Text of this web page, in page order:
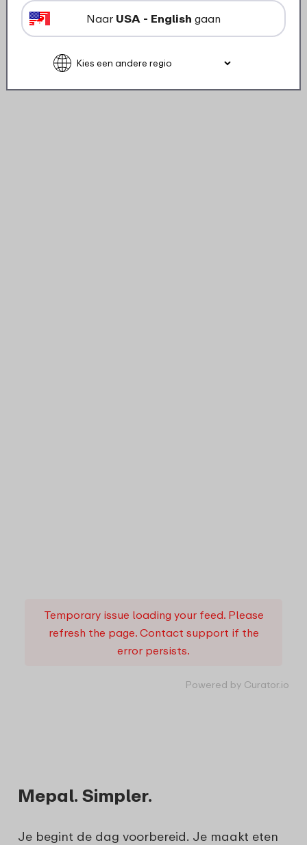
Temporary issue loading your feed. Please
refresh the page. Contact support if the
error persists.
Powered by Curator.io
Mepal. Simpler.
Je begint de dag voorbereid. Je maakt eten
Naar USA - English gaan